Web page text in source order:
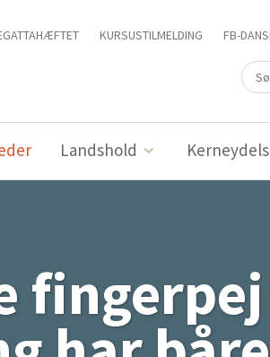
KURSUSTILMELDING FB-
Landshold
fingerpej